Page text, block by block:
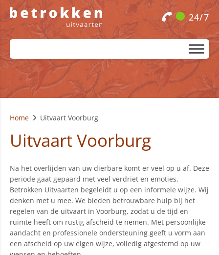
24/7
Home Uitvaart Voorburg
Uitvaart Voorburg
Na het overlijden van uw dierbare komt er veel op u af. Deze
periode gaat gepaard met veel verdriet en emoties.
Betrokken Uitvaarten begeleidt u op een informele wijze. Wij
denken met u mee. We bieden betrouwbare hulp bij het
regelen van de uitvaart in Voorburg, zodat u de tijd en
ruimte heeft om rustig afscheid te nemen. Met persoonlijke
aandacht en professionele ondersteuning geeft u vorm aan
een afscheid op uw eigen wijze, volledig afgestemd op uw